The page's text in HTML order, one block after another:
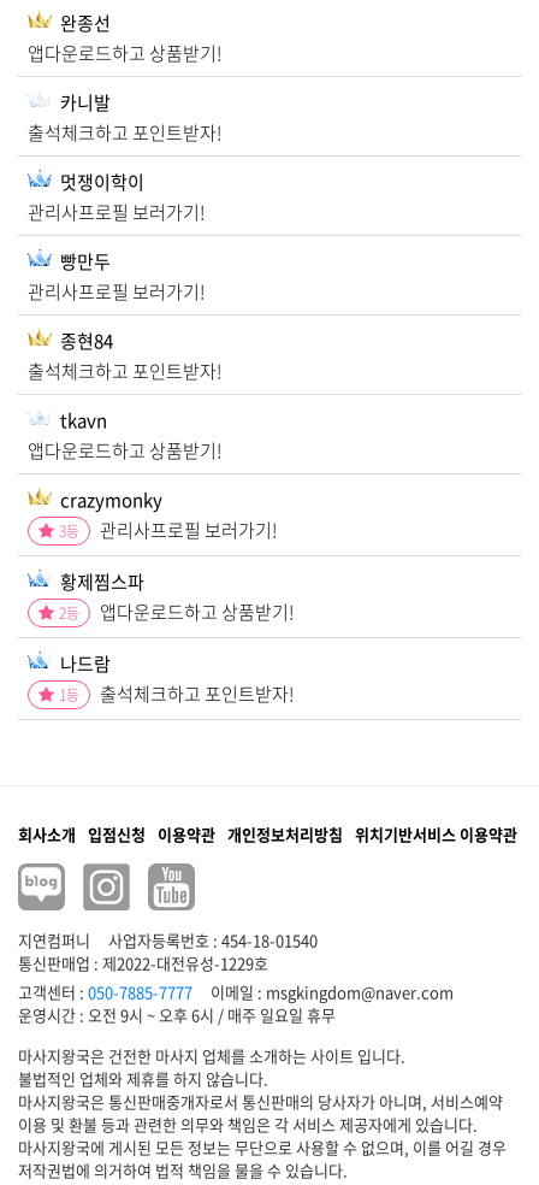
완종선
앱다운로드하고 상품받기!
카니발
출석체크하고 포인트받자!
멋쟁이학이
관리사프로필 보러가기!
빵만두
관리사프로필 보러가기!
종현84
출석체크하고 포인트받자!
tkavn
앱다운로드하고 상품받기!
crazymonky
3등
관리사프로필 보러가기!
황제찜스파
2등
앱다운로드하고 상품받기!
나드람
1등 출석체크하고 포인트받자!
회사소개 입점신청 이용약관 개인정보처리방침 위치기반서비스 이용약관
지연컴퍼니
사업자등록번호 : 454-18-01540
통신판매업 : 제2022-대전유성-1229호
고객센터 : 050-7885-7777 이메일 : msgkingdom@naver.com
마사지왕국은 건전한 마사지 업체를 소개하는 사이트 입니다.
불법적인 업체와 제휴를 하지 않습니다.
마사지왕국은 통신판매중개자로서 통신판매의 당사자가 아니며, 서비스예약
이용 및 환불 등과 관련한 의무와 책임은 각 서비스 제공자에게 있습니다.
마사지왕국에 게시된 모든 정보는 무단으로 사용할 수 없으며, 이를 어길 경우
저작권법에 의거하여 법적 책임을 물을 수 있습니다.